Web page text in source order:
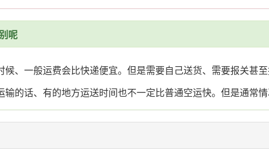
呢
、一般运费会比快递便宜。但是需要自己送货、需要报关甚至
的话、有的地方运送时间也不一定比普通空运快。但是通常